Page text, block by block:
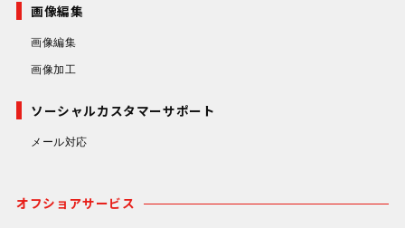
画像編集
画像編集
画像加工
ソーシャルカスタマーサポート
メール対応
オフショアサービス